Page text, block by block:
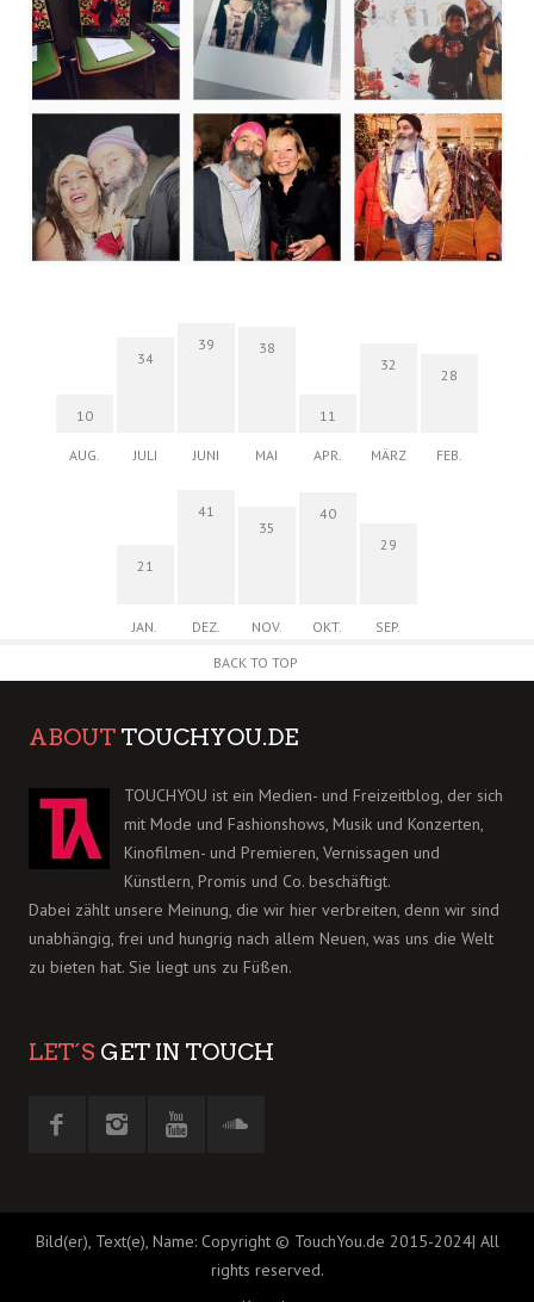
10
AUG.
34
JULI
39
JUNI
38
MAI
11
APR.
32
MÄRZ
28
FEB.
21
JAN.
41
DEZ.
35
NOV.
40
OKT.
29
SEP.
BACK TO TOP
ABOUT TOUCHYOU.DE
TOUCHYOU ist ein Medien- und Freizeitblog, der sich
mit Mode und Fashionshows, Musik und Konzerten,
Kinofilmen- und Premieren, Vernissagen und
Künstlern, Promis und Co. beschäftigt.
Dabei zählt unsere Meinung, die wir hier verbreiten, denn wir sind
unabhängig, frei und hungrig nach allem Neuen, was uns die Welt
zu bieten hat. Sie liegt uns zu Füßen.
LET´S GET IN TOUCH
Bild(er), Text(e), Name: Copyright © TouchYou.de 2015-2024| All
rights reserved.